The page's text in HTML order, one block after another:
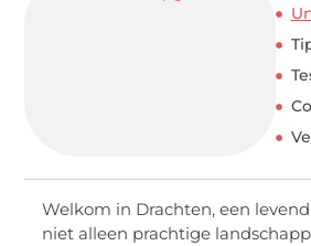
Welkom in Drachten, een
niet alleen prachtige